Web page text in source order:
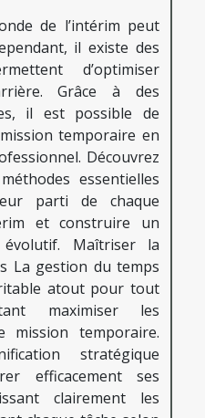
de l’intérim peut
il existe des
d’optimiser
Grâce à des
il est possible de
temporaire en
Découvrez
essentielles
parti de chaque
et construire un
Maîtriser la
La gestion du temps
atout pour tout
maximiser les
mission temporaire.
stratégique
efficacement ses
clairement les